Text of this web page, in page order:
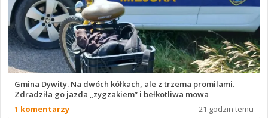
Gmina Dywity. Na dwóch kółkach, ale z trzema promilami.
Zdradziła go jazda „zygzakiem” i bełkotliwa mowa
1 komentarzy
21 godzin temu